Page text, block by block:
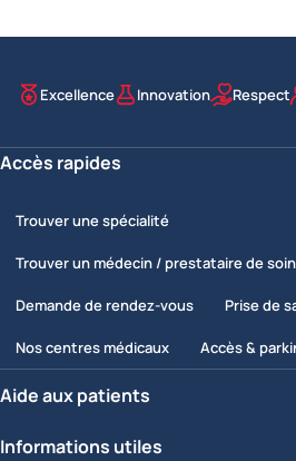
Nos valeurs
Excellence Innovation Respect
Accès rapides
Trouver une spécialité
Trouver un médecin / prestataire de
Demande de rendez-vous Prise de
Nos centres médicaux Accès &
Aide aux patients
Informations utiles